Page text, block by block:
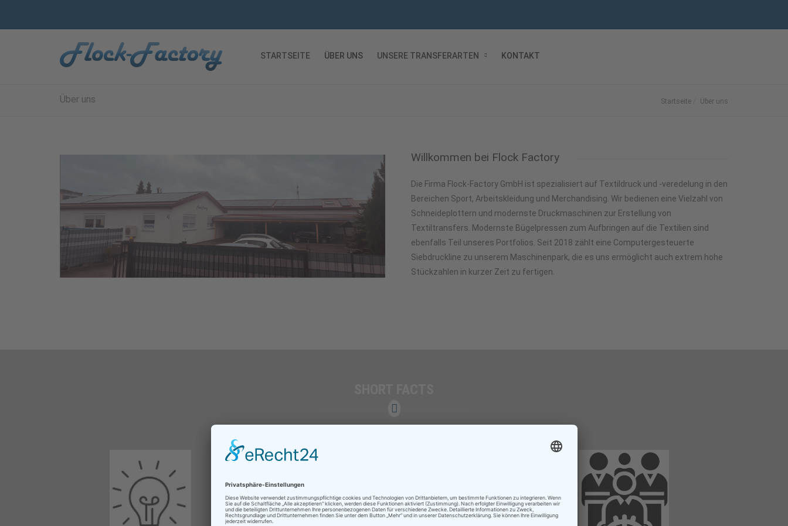
STARTSEITE ÜBER UNS UNSERE TRANSFERARTEN KONTAKT
Über uns Startseite Über uns
Willkommen bei Flock Factory
Die Firma Flock-Factory GmbH ist spezialisiert auf Textildruck und -veredelung in den
Bereichen Sport, Arbeitskleidung und Merchandising. Wir bedienen eine Vielzahl von
Schneideplottern und modernste Druckmaschinen zur Erstellung von
Textiltransfers. Modernste Bügelpressen zum Aufbringen auf die Textilien sind
ebenfalls Teil unseres Portfolios. Seit 2018 zählt eine Computergesteuerte
Siebdruckline zu unserem Maschinenpark, die es uns ermöglicht auch extrem hohe
Stückzahlen in kurzer Zeit zu fertigen.